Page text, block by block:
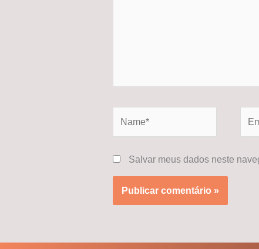
Salvar meus dados neste